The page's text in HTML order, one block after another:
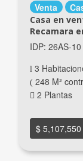
Venta
Casa en
Recamara
IDP: 26AS-10
3
248 M²
2 Plantas
$ 5,107,550